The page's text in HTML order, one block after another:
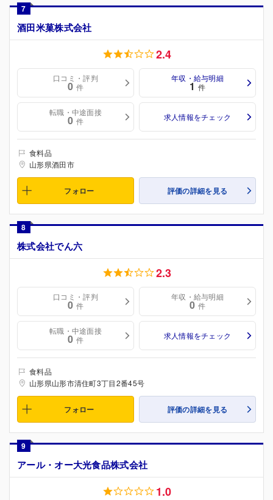
7
酒田米菓株式会社
2.4
口コミ・評判
0 件
年収・給与明細
1 件
転職・中途面接
0 件 求人情報をチェック
食料品
山形県酒田市
フォロー 評価の詳細を見る
8
株式会社でん六
2.3
口コミ・評判
0 件
年収・給与明細
0 件
転職・中途面接
0 件 求人情報をチェック
食料品
山形県山形市清住町3丁目2番45号
フォロー 評価の詳細を見る
9
アール・オー大光食品株式会社
1.0